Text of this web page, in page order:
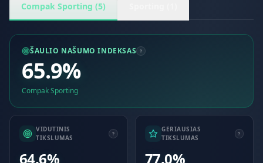
Compak Sporting (5)
ŠAULIO NAŠUMO INDEKSAS
65.9%
Compak Sporting
VIDUTINIS
TIKSLUMAS
64.6%
GERIAUSIAS
TIKSLUMAS
77.0%